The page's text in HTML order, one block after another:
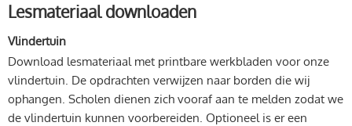
Lesmateriaal downloaden
Vlindertuin
Download lesmateriaal met printbare werkbladen voor onze
vlindertuin. De opdrachten verwijzen naar borden die wij
ophangen. Scholen dienen zich vooraf aan te melden zodat we
de vlindertuin kunnen voorbereiden. Optioneel is er een